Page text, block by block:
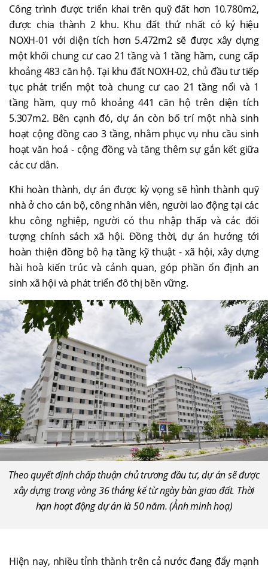
Công trình được triển khai trên quỹ đất hơn 10.780m2,
được chia thành 2 khu. Khu đất thứ nhất có ký hiệu
NOXH-01 với diện tích hơn 5.472m2 sẽ được xây dựng
một khối chung cư cao 21 tầng và 1 tầng hầm, cung cấp
khoảng 483 căn hộ. Tại khu đất NOXH-02, chủ đầu tư tiếp
tục phát triển một toà chung cư cao 21 tầng nổi và 1
tầng hầm, quy mô khoảng 441 căn hộ trên diện tích
5.307m2. Bên cạnh đó, dự án còn bố trí một nhà sinh
hoạt cộng đồng cao 3 tầng, nhằm phục vụ nhu cầu sinh
hoạt văn hoá - cộng đồng và tăng thêm sự gắn kết giữa
các cư dân.
Khi hoàn thành, dự án được kỳ vọng sẽ hình thành quỹ
nhà ở cho cán bộ, công nhân viên, người lao động tại các
khu công nghiệp, người có thu nhập thấp và các đối
tượng chính sách xã hội. Đồng thời, dự án hướng tới
hoàn thiện đồng bộ hạ tầng kỹ thuật - xã hội, xây dựng
hài hoà kiến trúc và cảnh quan, góp phần ổn định an
sinh xã hội và phát triển đô thị bền vững.
Theo quyết định chấp thuận chủ trương đầu tư, dự án sẽ được
xây dựng trong vòng 36 tháng kể từ ngày bàn giao đất. Thời
hạn hoạt động dự án là 50 năm. (Ảnh minh hoạ)
Hiện nay, nhiều tỉnh thành trên cả nước đang đẩy mạnh